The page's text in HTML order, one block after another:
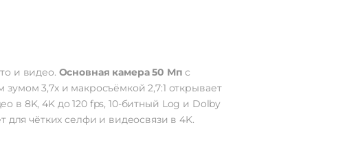
и видео. Основная камера 50 Мп с
зумом 3,7х и макросъёмкой 2,7:1 открывает
в 8K, 4K до 120 fps, 10-битный Log и Dolby
для чётких селфи и видеосвязи в 4K.